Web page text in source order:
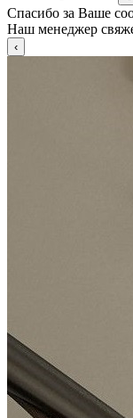
Спасибо за Ваше
Наш менеджер